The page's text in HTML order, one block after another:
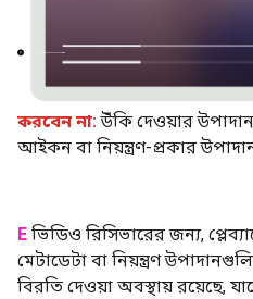
করবেন না:উঁকি দেওয়ার
আইকন বা নিয়ন্ত্রণ-প্রকার
E ভিডিও রিসিভারের জন্য,
মেটাডেটা বা নিয়ন্ত্রণ
বিরতি দেওয়া অবস্থায় রয়েছে,